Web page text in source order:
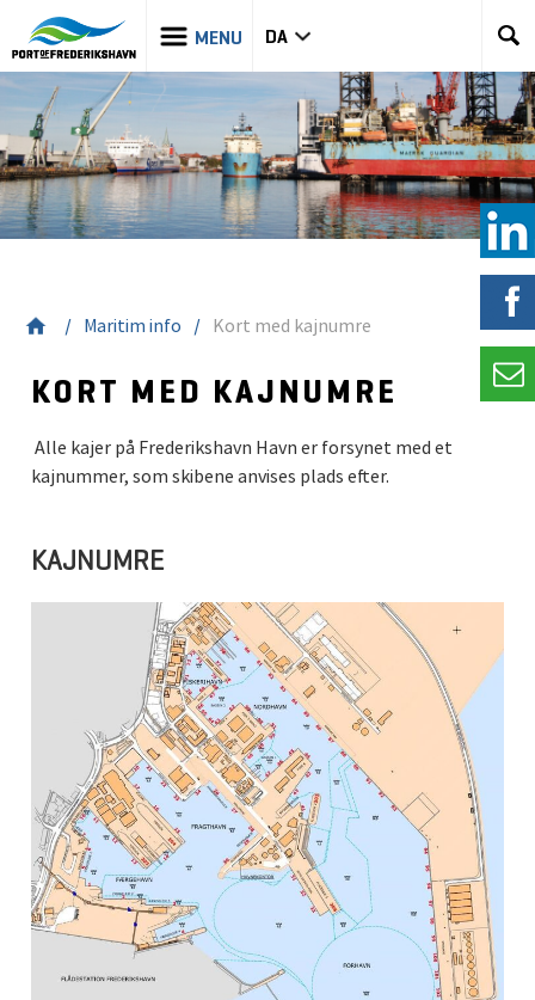
DA
Maritim info Kort med kajnumre
KORT MED KAJNUMRE
Alle kajer på Frederikshavn Havn er forsynet med et
kajnummer, som skibene anvises plads efter.
KAJNUMRE